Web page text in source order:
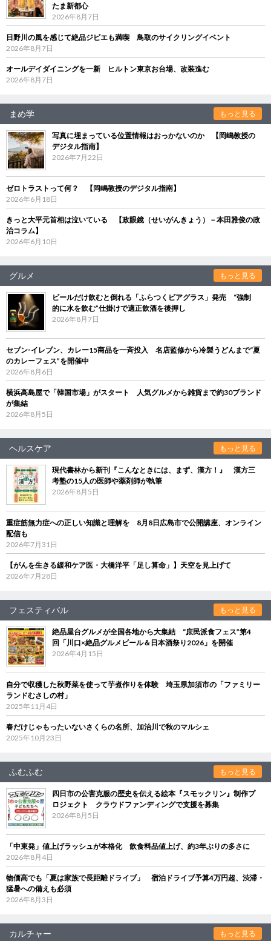
たま新都心
2026年8月7日
日野川の風を感じて絶品ジビエも満喫 鳥取のサイクリングイベント
2026年8月7日
オールデイダイニングを一新 ヒルトン東京お台場、改装進む
2026年8月7日
まめ学 もっと見る
写真に埋まっている位置情報はおっかないのか 【岡嶋教授の
デジタル指南】
2026年7月22日
ゼロトラストって何？ 【岡嶋教授のデジタル指南】
2026年6月18日
きっと大平元首相は泣いている 【政眼鏡（せいがんきょう）－本田雅俊の政
治コラム】
2026年6月10日
グルメ もっと見る
ビールだけ飲むと倒れる「ふらつくビアグラス」発売 “強制
的に水を飲む”仕掛けで適正飲酒を後押し
2026年8月7日
セブン‐イレブン、カレー15商品を一斉投入 名店監修から冷製うどんまで“夏
のカレーフェス”を開催中
2026年8月6日
横浜高島屋で「韓国市場」がスタート 人気グルメから雑貨まで約30ブランド
が集結
2026年8月5日
ヘルスケア もっと見る
現代書林から新刊『こんなときには、まず、漢方！』 漢方三
考塾の15人の医師や薬剤師が執筆
2026年8月5日
重症筋無力症への正しい知識と理解を 8月8日広島市で公開講座、オンライン
配信も
2026年7月31日
【がんを生きる緩和ケア医・大橋洋平「足し算命」】天空を見上げて
2026年7月28日
フェスティバル もっと見る
絶品屋台グルメが全国各地から大集結 “庶民派食フェス”第4
回「川口×絶品グルメビール＆日本酒祭り2026」を開催
2026年4月15日
自分で収穫した秋野菜を使って芋煮作りを体験 埼玉県加須市の「ファミリー
ランドむさしの村」
2025年11月4日
春だけじゃもったいないさくらの名所、加治川で秋のマルシェ
2025年10月23日
ふむふむ もっと見る
四日市の公害克服の歴史を伝える絵本『スモックリン』制作プ
ロジェクト クラウドファンディングで支援を募集
2026年8月5日
「中東発」値上げラッシュが本格化 飲食料品値上げ、約3年ぶりの多さに
2026年8月4日
物価高でも「夏は家族で長距離ドライブ」 宿泊ドライブ予算4万円超、渋滞・
猛暑への備えも必須
2026年8月3日
カルチャー もっと見る